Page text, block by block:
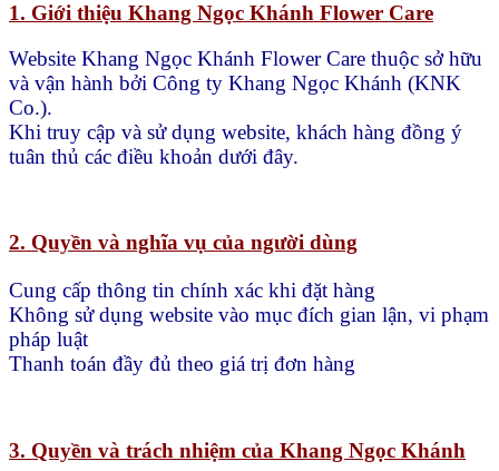
1. Giới thiệu Khang Ngọc Khánh Flower Care
Website Khang Ngọc Khánh Flower Care thuộc sở hữu
và vận hành bởi Công ty Khang Ngọc Khánh (KNK
Co.).
Khi truy cập và sử dụng website, khách hàng đồng ý
tuân thủ các điều khoản dưới đây.
2. Quyền và nghĩa vụ của người dùng
Cung cấp thông tin chính xác khi đặt hàng
Không sử dụng website vào mục đích gian lận, vi phạm
pháp luật
Thanh toán đầy đủ theo giá trị đơn hàng
3. Quyền và trách nhiệm của Khang Ngọc Khánh